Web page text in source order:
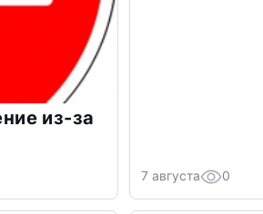
из-за
7 августа 0